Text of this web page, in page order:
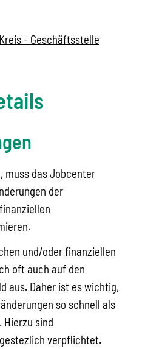
- Geschäftsstelle
muss das Jobcenter
der
und/oder finanziellen
oft auch auf den
aus. Daher ist es wichtig,
so schnell als
sind
verpflichtet.